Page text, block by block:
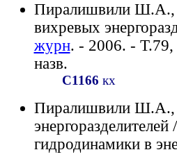
Пиралишвили Ш.А.,
вихревых
журн. - 2006. -
назв.
С1166 кх
Пиралишвили Ш.А.,
гидродинамики в